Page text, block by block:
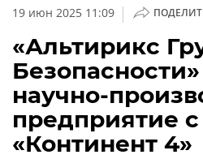
19 июн 2025 11:09 |
«Альтирикс
научно-
предприятие
«Континент 4»